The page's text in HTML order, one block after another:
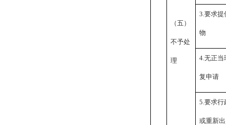
（五）
不予处
理
3.要求提
物
4.无正当
复申请
5.要求行
或重新